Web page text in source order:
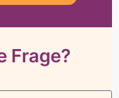
Frage?